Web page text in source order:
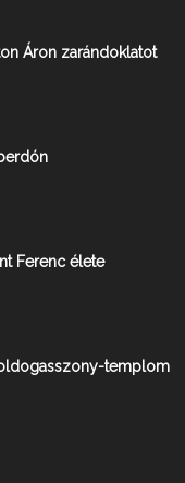
Áron zarándoklatot
Ferenc élete
templom